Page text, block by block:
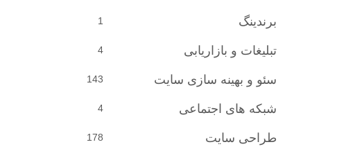
1 برندینگ
4 تبلیغات و بازاریابی
143 سئو و بهینه سازی سایت
4 شبکه های اجتماعی
178 طراحی سایت